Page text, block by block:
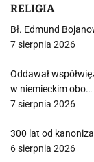
RELIGIA
Bł. Edmund
7 sierpnia 2026
Oddawał
w niemieckim obo…
7 sierpnia 2026
300 lat od
6 sierpnia 2026